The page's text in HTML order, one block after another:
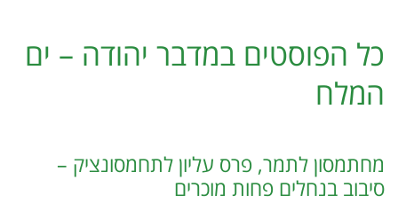
כל הפוסטים במדבר יהודה – ים
המלח
מחתמסון לתמר, פרס עליון לתחמסונציק –
סיבוב בנחלים פחות מוכרים